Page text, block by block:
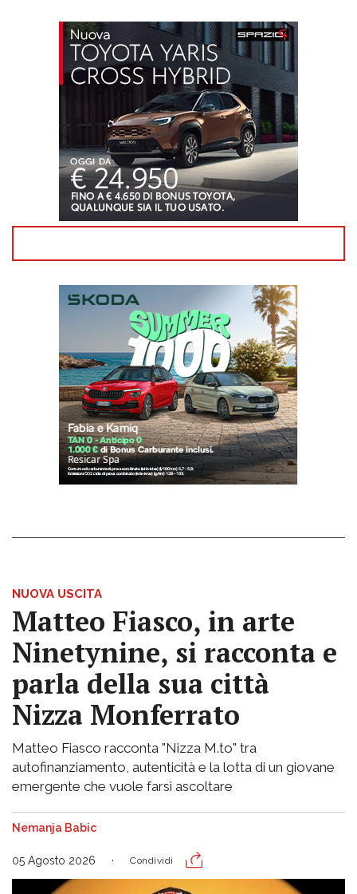
NUOVA USCITA
Matteo Fiasco, in arte
Ninetynine, si racconta e
parla della sua città
Nizza Monferrato
Matteo Fiasco racconta "Nizza M.to" tra
autofinanziamento, autenticità e la lotta di un giovane
emergente che vuole farsi ascoltare
Nemanja Babic
05 Agosto 2026 Condividi